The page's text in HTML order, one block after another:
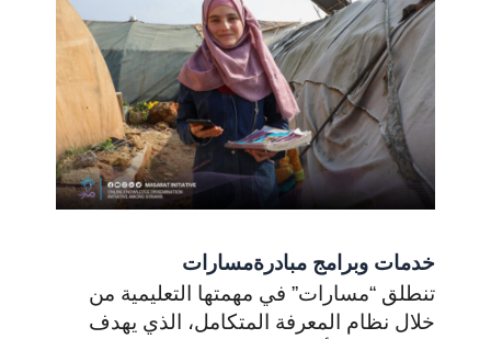
خدمات وبرامج مبادرةمسارات
تنطلق “مسارات” في مهمتها التعليمية من
خلال نظام المعرفة المتكامل، الذي يهدف